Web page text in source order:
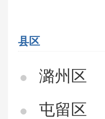
县区
潞州区
屯留区